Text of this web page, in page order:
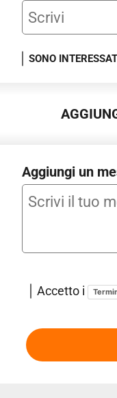
SONO
Aggiungi un
Accetto i